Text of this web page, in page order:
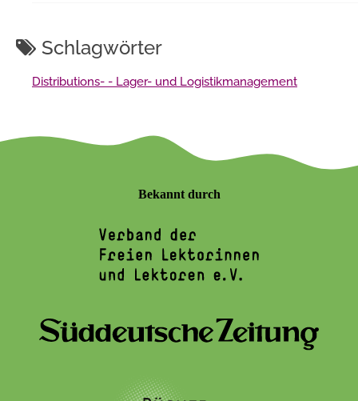
Schlagwörter
Distributions- - Lager- und Logistikmanagement
Bekannt durch